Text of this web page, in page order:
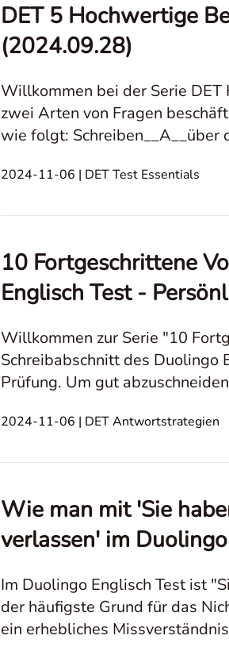
DET 5 Hochwertige
(2024.09.28)
Willkommen bei der Serie
zwei Arten von Fragen
wie folgt: Schreiben__A__über
2024-11-06 | DET Test Essentials
10 Fortgeschrittene
Englisch Test -
Willkommen zur Serie "10
Schreibabschnitt des Duolingo
Prüfung. Um gut
2024-11-06 | DET Antwortstrategien
Wie man mit 'Sie
verlassen' im
Im Duolingo Englisch Test ist
der häufigste Grund für das
ein erhebliches